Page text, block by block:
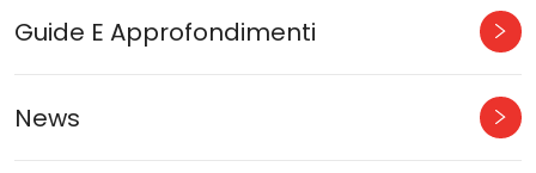
Guide E Approfondimenti
News